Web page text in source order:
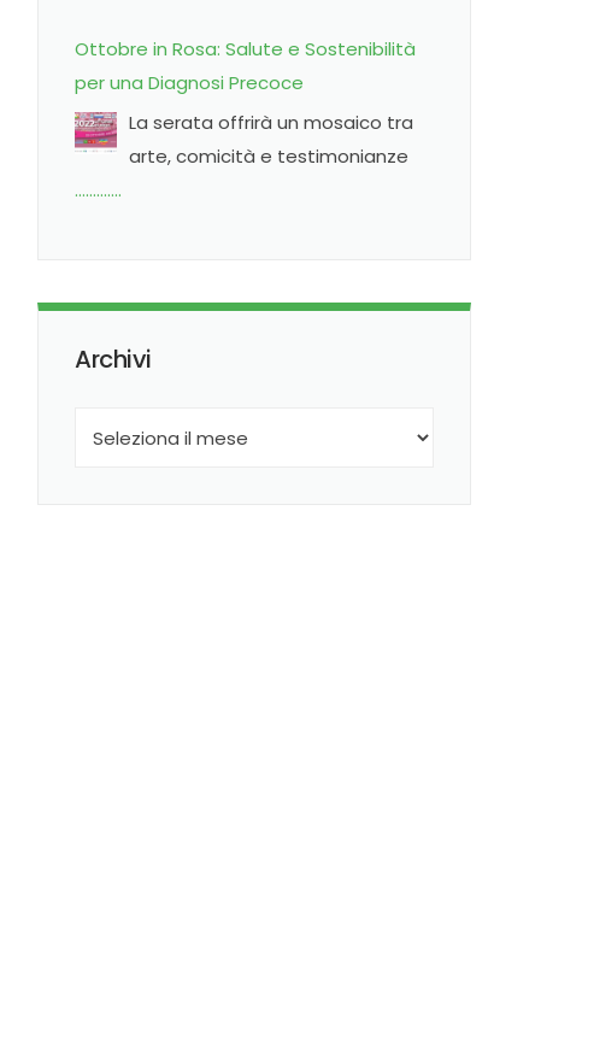
Ottobre in Rosa: Salute e Sostenibilità
per una Diagnosi Precoce
La serata offrirà un mosaico tra
arte, comicità e testimonianze
………….
Archivi